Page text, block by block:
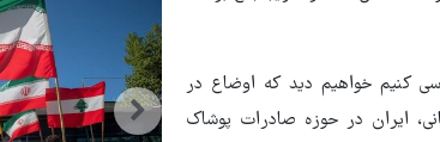
کنیم خواهیم دید که اوضاع در
ایران در حوزه صادرات پوشاک